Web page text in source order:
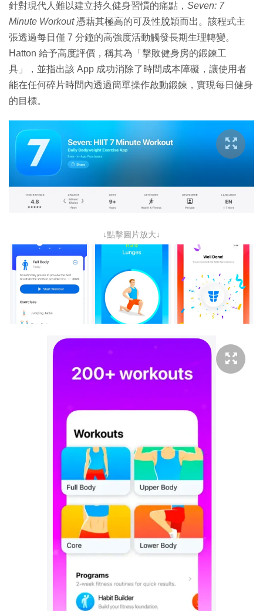
針對現代人難以建立持久健身習慣的痛點， Seven: 7
Minute Workout憑藉其極高的可及性脫穎而出。該程式主
張透過每日僅 7 分鐘的高強度活動觸發長期生理轉變。
Hatton 給予高度評價，稱其為「擊敗健身房的鍛鍊工
具」，並指出該 App 成功消除了時間成本障礙，讓使用者
能在任何碎片時間內透過簡單操作啟動鍛鍊，實現每日健身
的目標。
↓點擊圖片放大↓